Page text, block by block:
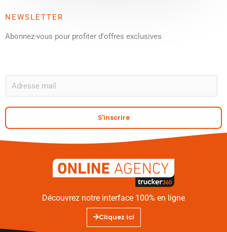
NEWSLETTER
Abonnez-vous pour profiter d'offres exclusives
m
a
S'inscrire
Découvrez notre interface 100% en ligne
Cliquez ici